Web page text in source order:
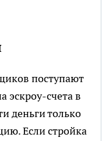
поступают
эскроу-счета в
деньги только
Если стройка